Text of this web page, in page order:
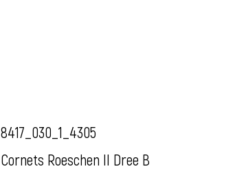
8417_030_1_4305
Cornets Roeschen II Dree B